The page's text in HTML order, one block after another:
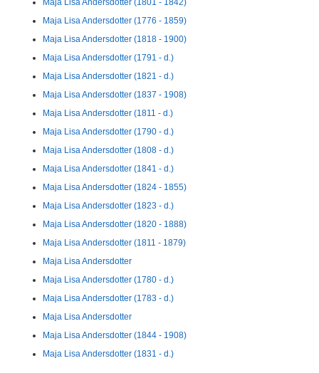
Maja Lisa Andersdotter (1801 - 1842)
Maja Lisa Andersdotter (1776 - 1859)
Maja Lisa Andersdotter (1818 - 1900)
Maja Lisa Andersdotter (1791 - d.)
Maja Lisa Andersdotter (1821 - d.)
Maja Lisa Andersdotter (1837 - 1908)
Maja Lisa Andersdotter (1811 - d.)
Maja Lisa Andersdotter (1790 - d.)
Maja Lisa Andersdotter (1808 - d.)
Maja Lisa Andersdotter (1841 - d.)
Maja Lisa Andersdotter (1824 - 1855)
Maja Lisa Andersdotter (1823 - d.)
Maja Lisa Andersdotter (1820 - 1888)
Maja Lisa Andersdotter (1811 - 1879)
Maja Lisa Andersdotter
Maja Lisa Andersdotter (1780 - d.)
Maja Lisa Andersdotter (1783 - d.)
Maja Lisa Andersdotter
Maja Lisa Andersdotter (1844 - 1908)
Maja Lisa Andersdotter (1831 - d.)